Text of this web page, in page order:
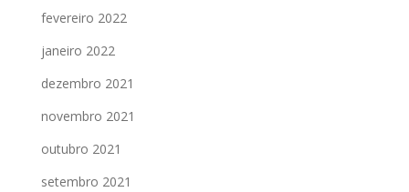
fevereiro 2022
janeiro 2022
dezembro 2021
novembro 2021
outubro 2021
setembro 2021